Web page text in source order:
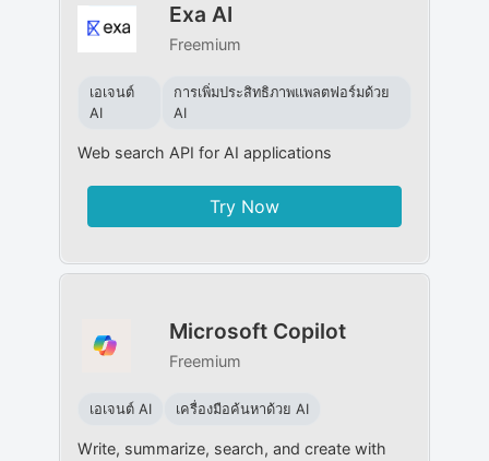
Exa AI
Freemium
เอเจนต์
AI
การเพิ่มประสิทธิภาพแพลตฟอร์มด้วย
AI
Web search API for AI applications
Try Now
Microsoft Copilot
Freemium
เอเจนต์ AI เครื่องมือค้นหาด้วย AI
Write, summarize, search, and create with